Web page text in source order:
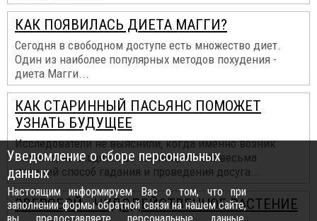
КАК ПОЯВИЛАСЬ ДИЕТА МАГГИ?
Сегодня в свободном доступе есть множество диет.
Один из наиболее популярных методов похудения -
диета Магги...
КАК СТАРИННЫЙ ПАСЬЯНС ПОМОЖЕТ
УЗНАТЬ БУДУЩЕЕ
Исследователи не выяснили, когда именно возник
пасьянс, но сходятся во мнении, что это весьма
древний способ гадания и проведения досуга...
ЗВЕРОБОЙ - ЧУДОДЕЙСТВЕННОЕ РАСТЕНИЕ
Уведомление о сборе персональных
данных
Настоящим информируем Вас о том, что при
заполнении формы обратной связи на нашем сайте,